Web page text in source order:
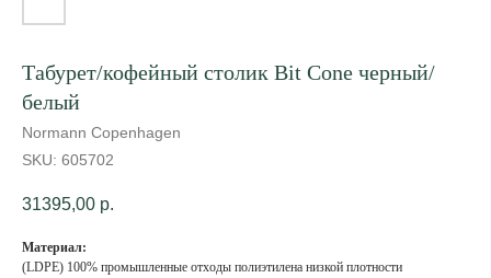
Табурет/кофейный столик Bit Cone черный/
белый
Normann Copenhagen
SKU: 605702
31395,00 р.
Материал:
(LDPE) 100% промышленные отходы полиэтилена низкой плотности